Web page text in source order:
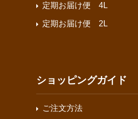
定期お届け便 4L
定期お届け便 2L
ショッピングガイド
ご注文方法